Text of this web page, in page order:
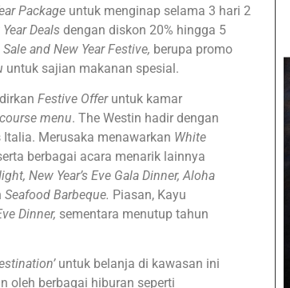
Package untuk menginap selama 3 hari 2
Deals dengan diskon 20% hingga 5
and New Year Festive, berupa promo
untuk sajian makanan spesial.
Festive Offeruntuk kamar
menu. The Westin hadir dengan
Merusaka menawarkan White
berbagai acara menarik lainnya
New Year’s Eve Gala Dinner, Aloha
Seafood Barbeque. Piasan, Kayu
Dinner, sementara menutup tahun
untuk belanja di kawasan ini
oleh berbagai hiburan seperti